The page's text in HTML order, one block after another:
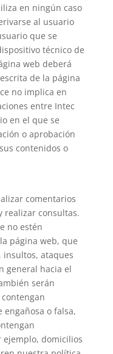
en ningún caso
al usuario
que se
técnico de
web deberá
de la página
no implica en
entre Intec
en el que se
o aprobación
contenidos o
comentarios
realizar consultas.
no estén
página web, que
insultos, ataques
general hacia el
serán
o falsa,
ejemplo, domicilios